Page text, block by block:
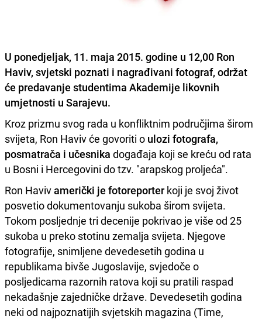
U ponedjeljak, 11. maja 2015. godine u 12,00 Ron
Haviv, svjetski poznati i nagrađivani fotograf, održat
će predavanje studentima Akademije likovnih
umjetnosti u Sarajevu.
Kroz prizmu svog rada u konfliktnim područjima širom
svijeta, Ron Haviv će govoriti o ulozi fotografa,
posmatrača i učesnika događaja koji se kreću od rata
u Bosni i Hercegovini do tzv. "arapskog proljeća".
Ron Havivamerički je fotoreporter koji je svoj život
posvetio dokumentovanju sukoba širom svijeta.
Tokom posljednje tri decenije pokrivao je više od 25
sukoba u preko stotinu zemalja svijeta. Njegove
fotografije, snimljene devedesetih godina u
republikama bivše Jugoslavije, svjedoče o
posljedicama razornih ratova koji su pratili raspad
nekadašnje zajedničke države. Devedesetih godina
neki od najpoznatijih svjetskih magazina (Time,